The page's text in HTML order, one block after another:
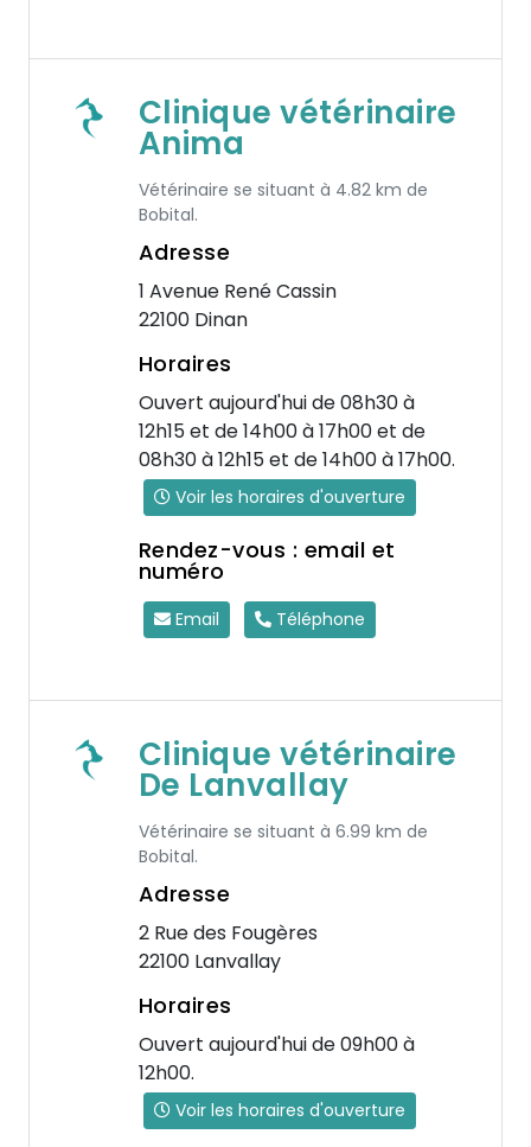
Clinique vétérinaire
Anima
Vétérinaire se situant à 4.82 km de
Bobital.
Adresse
1 Avenue René Cassin
22100 Dinan
Horaires
Ouvert aujourd'hui de 08h30 à
12h15 et de 14h00 à 17h00 et de
08h30 à 12h15 et de 14h00 à 17h00.
Voir les horaires d'ouverture
Rendez-vous : email et
numéro
Email Téléphone
Clinique vétérinaire
De Lanvallay
Vétérinaire se situant à 6.99 km de
Bobital.
Adresse
2 Rue des Fougères
22100 Lanvallay
Horaires
Ouvert aujourd'hui de 09h00 à
12h00.
Voir les horaires d'ouverture